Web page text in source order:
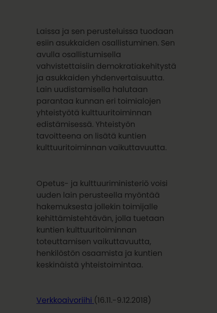
Laissa ja sen perusteluissa tuodaan
esiin asukkaiden osallistuminen. Sen
avulla osallistumisella
vahvistettaisiin demokratiakehitystä
ja asukkaiden yhdenvertaisuutta.
Lain uudistamisella halutaan
parantaa kunnan eri toimialojen
yhteistyötä kulttuuritoiminnan
edistämisessä. Yhteistyön
tavoitteena on lisätä kuntien
kulttuuritoiminnan vaikuttavuutta.
Opetus- ja kulttuuriministeriö voisi
uuden lain perusteella myöntää
hakemuksesta jollekin toimijalle
kehittämistehtävän, jolla tuetaan
kuntien kulttuuritoiminnan
toteuttamisen vaikuttavuutta,
henkilöstön osaamista ja kuntien
keskinäistä yhteistoimintaa.
Verkkoaivoriihi (16.11.-9.12.2018)